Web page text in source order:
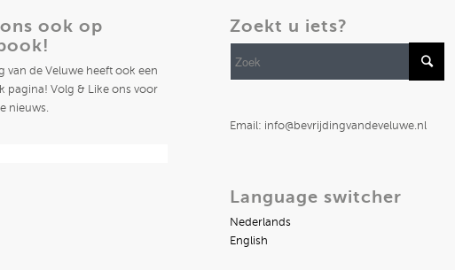
ook op
van de Veluwe heeft ook een
pagina! Volg & Like ons voor
nieuws.
Zoekt u iets?
Email: info@bevrijdingvandeveluwe.nl
Language switcher
Nederlands
English